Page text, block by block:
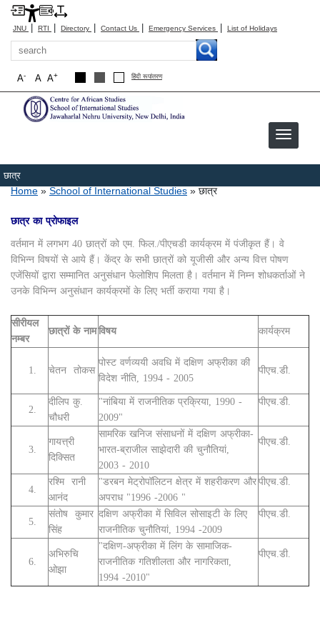
JNU | RTI | Directory | Contact Us | Emergency Services | List of Holidays
Search
A+
A
A- हिंदी रूपांतरण
छात्र
Breadcrumb
Home School of International Studies छात्र
छात्र का प्रोफाइल
वर्तमान में लगभग 40 छात्रों को एम. फिल./पीएचडी कार्यक्रम में पंजीकृत हैं। वे
विभिन्न विषयों से आये हैं। केंद्र के सभी छात्रों को यूजीसी और अन्य वित्त पोषण
एजेंसियों द्वारा सम्मानित अनुसंधान फेलोशिप मिलता है। वर्तमान में निम्न शोधकर्ताओं ने
उनके विभिन्न अनुसंधान कार्यक्रमों के लिए भर्ती कराया गया है।
सीरीयल
नम्बर
छात्रों के नाम विषय कार्यक्रम
1. चेतन तोकस
पोस्ट वर्णव्ययी अवधि में दक्षिण अफ्रीका की
विदेश नीति, 1994 - 2005
पीएच.डी.
2.
दीलिप कु.
चौधरी
"नांबिया में राजनीतिक प्रक्रिया, 1990 -
2009"
पीएच.डी.
3.
गायत्त्री
दिक्सित
सामरिक खनिज संसाधनों में दक्षिण अफ्रीका-
भारत-ब्राजील साझेदारी की चुनौतियां,
2003 - 2010
पीएच.डी.
4.
रश्मि रानी
आनंद
"डरबन मेट्रोपॉलिटन क्षेत्र में शहरीकरण और
अपराध "1996 -2006 "
पीएच.डी.
5.
संतोष कुमार
सिंह
दक्षिण अफ्रीका में सिविल सोसाइटी के लिए
राजनीतिक चुनौतियां, 1994 -2009
पीएच.डी.
6.
अभिरुचि
ओझा
"दक्षिण-अफ्रीका में लिंग के सामाजिक-
राजनीतिक गतिशीलता और नागरिकता,
1994 -2010"
पीएच.डी.